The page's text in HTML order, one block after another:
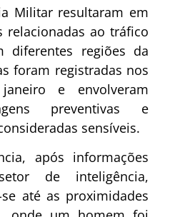
Militar resultaram em
relacionadas ao tráfico
diferentes regiões da
foram registradas nos
e envolveram
preventivas e
sensíveis.
após informações
de inteligência,
até as proximidades